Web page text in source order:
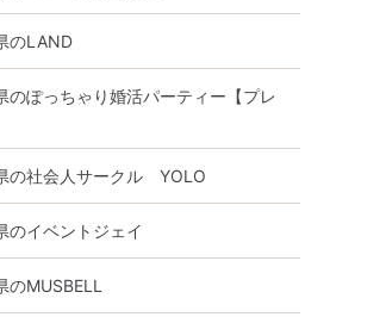
のLAND
のぽっちゃり婚活パーティー【プレ
の社会人サークル YOLO
のイベントジェイ
のMUSBELL